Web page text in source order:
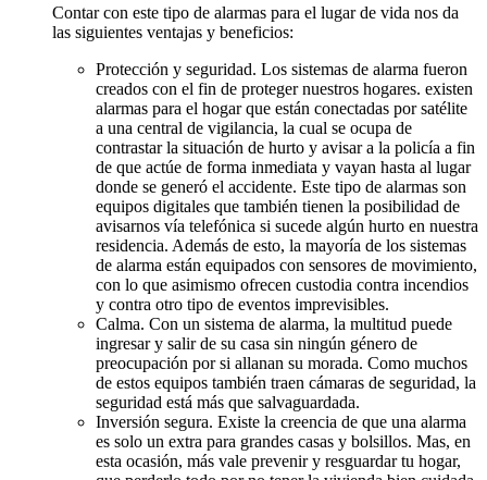
Contar con este tipo de alarmas para el lugar de vida nos da
las siguientes ventajas y beneficios:
Protección y seguridad. Los sistemas de alarma fueron
creados con el fin de proteger nuestros hogares. existen
alarmas para el hogar que están conectadas por satélite
a una central de vigilancia, la cual se ocupa de
contrastar la situación de hurto y avisar a la policía a fin
de que actúe de forma inmediata y vayan hasta al lugar
donde se generó el accidente. Este tipo de alarmas son
equipos digitales que también tienen la posibilidad de
avisarnos vía telefónica si sucede algún hurto en nuestra
residencia. Además de esto, la mayoría de los sistemas
de alarma están equipados con sensores de movimiento,
con lo que asimismo ofrecen custodia contra incendios
y contra otro tipo de eventos imprevisibles.
Calma. Con un sistema de alarma, la multitud puede
ingresar y salir de su casa sin ningún género de
preocupación por si allanan su morada. Como muchos
de estos equipos también traen cámaras de seguridad, la
seguridad está más que salvaguardada.
Inversión segura. Existe la creencia de que una alarma
es solo un extra para grandes casas y bolsillos. Mas, en
esta ocasión, más vale prevenir y resguardar tu hogar,